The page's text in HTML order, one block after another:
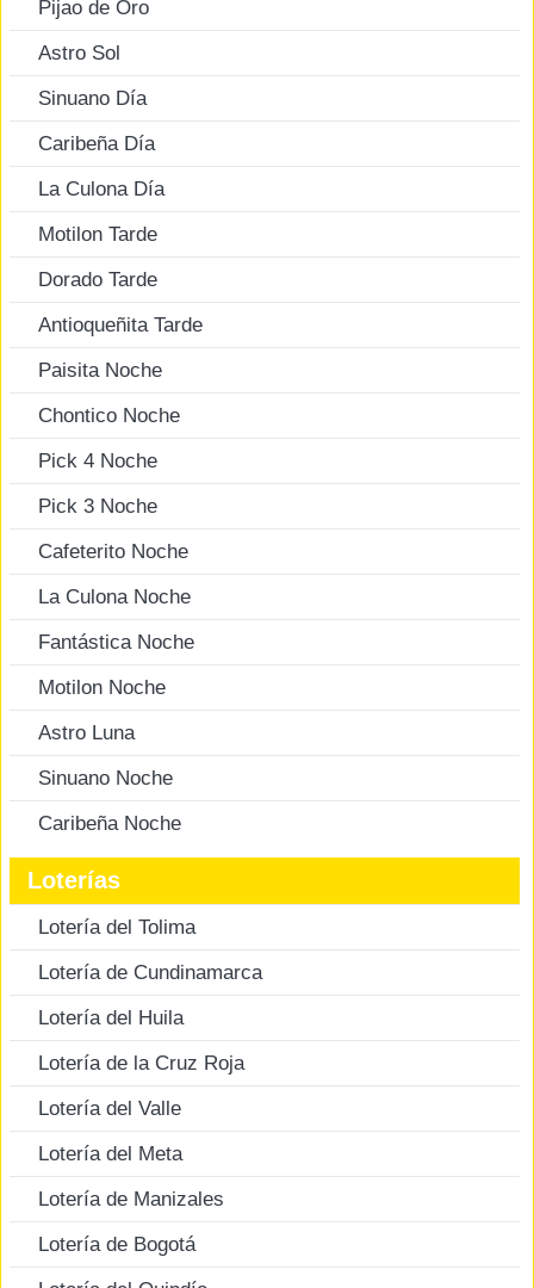
Pijao de Oro
Astro Sol
Sinuano Día
Caribeña Día
La Culona Día
Motilon Tarde
Dorado Tarde
Antioqueñita Tarde
Paisita Noche
Chontico Noche
Pick 4 Noche
Pick 3 Noche
Cafeterito Noche
La Culona Noche
Fantástica Noche
Motilon Noche
Astro Luna
Sinuano Noche
Caribeña Noche
Loterías
Lotería del Tolima
Lotería de Cundinamarca
Lotería del Huila
Lotería de la Cruz Roja
Lotería del Valle
Lotería del Meta
Lotería de Manizales
Lotería de Bogotá